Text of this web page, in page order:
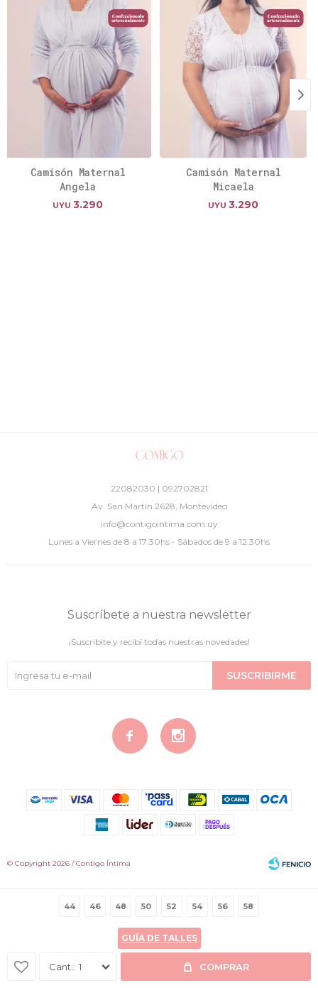
44 46 48 50 52 54 56 58
GUÍA DE TALLES
1 COMPRAR
Camisón Maternal
Angela
UYU 3.290
Camisón Maternal
Micaela
UYU 3.290
22082030 | 092702821
Av. San Martín 2628, Montevideo
info@contigointima.com.uy
Lunes a Viernes de 8 a 17:30hs - Sábados de 9 a 12:30hs
Suscríbete a nuestra newsletter
¡Suscribite y recibí todas nuestras novedades!
SUSCRIBIRME
 
© Copyright 2026 / Contigo Íntima